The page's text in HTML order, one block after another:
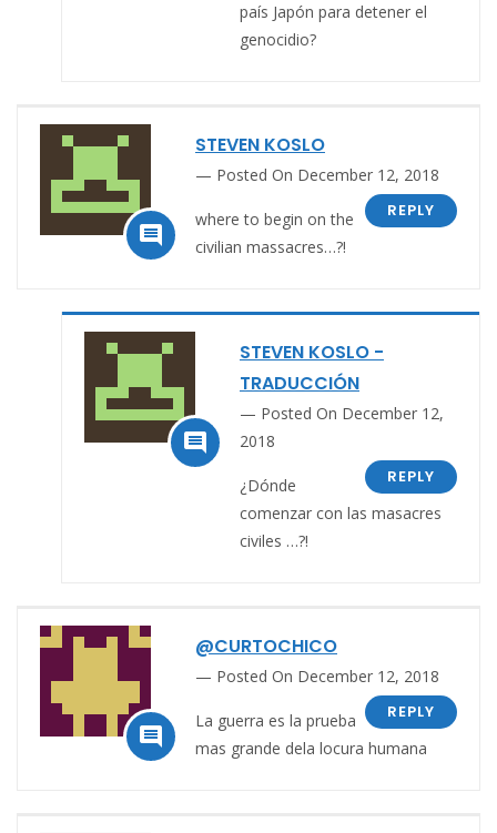
país Japón para detener el
genocidio?

STEVEN KOSLO
Posted On December 12, 2018
REPLY
where to begin on the
civilian massacres…?!

STEVEN KOSLO -
TRADUCCIÓN
Posted On December 12,
2018
REPLY
¿Dónde
comenzar con las masacres
civiles …?!

@CURTOCHICO
Posted On December 12, 2018
REPLY
La guerra es la prueba
mas grande dela locura humana